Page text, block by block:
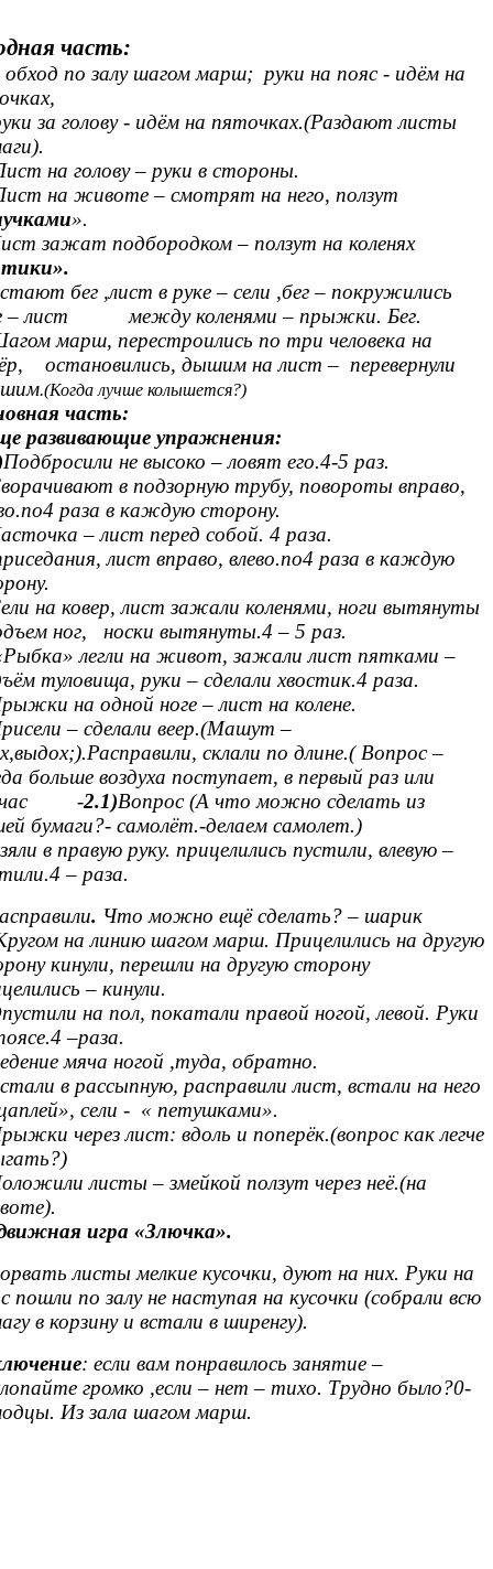
часть:
по залу шагом марш; руки на пояс - идём на
за голову - идём на пяточках.(Раздают листы
на голову – руки в стороны.
на животе – смотрят на него, ползут
».
зажат подбородком – ползут на коленях
бег ,лист в руке – сели ,бег – покружились
– лист между коленями – прыжки. Бег.
марш, перестроились по три человека на
остановились, дышим на лист – перевернули
.(Когда лучше колышется?)
часть:
развивающие упражнения:
Подбросили не высоко – ловят его.4-5 раз.
в подзорную трубу, повороты вправо,
раза в каждую сторону.
– лист перед собой. 4 раза.
лист вправо, влево.по4 раза в каждую
на ковер, лист зажали коленями, ноги вытянуты
ног, носки вытянуты.4 – 5 раз.
легли на живот, зажали лист пятками –
туловища, руки – сделали хвостик.4 раза.
на одной ноге – лист на колене.
– сделали веер.(Машут –
склали по длине.( Вопрос –
больше воздуха поступает, в первый раз или
-2.1)Вопрос (А что можно сделать из
бумаги?- самолёт.-делаем самолет.)
в правую руку. прицелились пустили, влевую –
– раза.
. Что можно ещё сделать? – шарик
на линию шагом марш. Прицелились на другую
кинули, перешли на другую сторону
– кинули.
на пол, покатали правой ногой, левой. Руки
–раза.
мяча ногой ,туда, обратно.
в рассыпную, расправили лист, встали на него
сели - « петушками».
через лист: вдоль и поперёк.(вопрос как легче
листы – змейкой ползут через неё.(на
игра «Злючка».
листы мелкие кусочки, дуют на них. Руки на
пошли по залу не наступая на кусочки (собрали всю
в корзину и встали в ширенгу).
: если вам понравилось занятие –
громко ,если – нет – тихо. Трудно было?0-
Из зала шагом марш.